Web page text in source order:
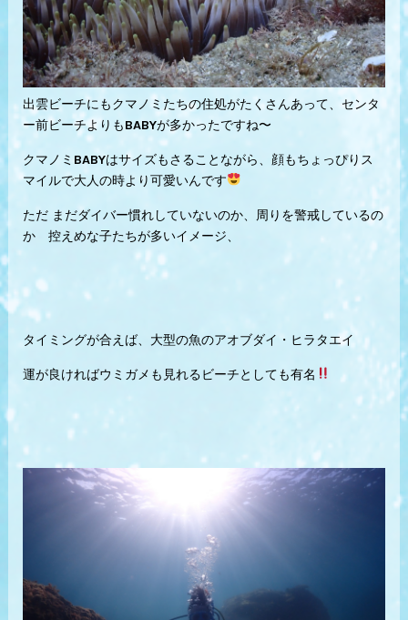
出雲ビーチにもクマノミたちの住処がたくさんあって、センタ
ー前ビーチよりもBABYが多かったですね〜
クマノミBABYはサイズもさることながら、顔もちょっぴりス
マイルで大人の時より可愛いんです
ただ まだダイバー慣れしていないのか、周りを警戒しているの
か 控えめな子たちが多いイメージ、
タイミングが合えば、大型の魚のアオブダイ・ヒラタエイ
運が良ければウミガメも見れるビーチとしても有名